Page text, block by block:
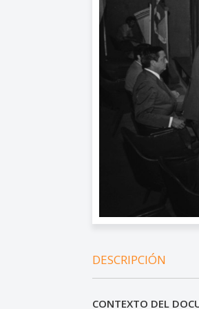
DESCRIPCIÓN
CONTEXTO DEL